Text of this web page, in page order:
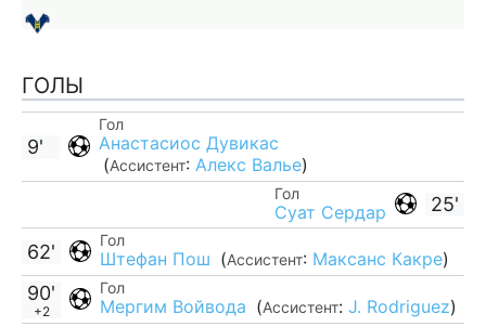
ГОЛЫ
Гол
Анастасиос Дувикас
(Ассистент: Алекс Валье)
9'
25'
Гол
Суат Сердар
Гол
Штефан Пош (Ассистент: Максанс Какре)
62'
Гол
Мергим Войвода (Ассистент: J. Rodriguez)
90'
+2